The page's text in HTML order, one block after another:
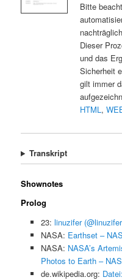
Bitte
Dieser
und das
Sicherheit
gilt immer
HTML,
Transkript
Shownotes
Prolog
23: linuzifer
NASA: Earthset –
NASA: NASA’s
Photos to Earth –
de.wikipedia.org: